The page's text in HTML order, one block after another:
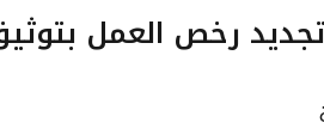
رخص العمل